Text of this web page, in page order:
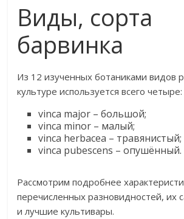
Виды, сорта
барвинка
Из 12 изученных ботаниками видов
культуре используется всего четыре:
vinca major – большой;
vinca minor – малый;
vinca herbacea – травянистый;
vinca pubescens – опушённый.
Рассмотрим подробнее
перечисленных разновидностей, их
и лучшие культивары.